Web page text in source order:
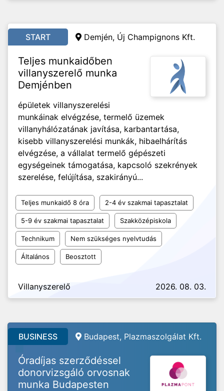
START Demjén, Új Champignons Kft.
Teljes munkaidőben
villanyszerelő munka
Demjénben
épületek villanyszerelési
munkáinak elvégzése, termelő üzemek
villanyhálózatának javítása, karbantartása,
kisebb villanyszerelési munkák, hibaelhárítás
elvégzése, a vállalat termelő gépészeti
egységeinek támogatása, kapcsoló szekrények
szerelése, felújítása, szakirányú...
Teljes munkaidő 8 óra 2-4 év szakmai tapasztalat
5-9 év szakmai tapasztalat Szakközépiskola
Technikum Nem szükséges nyelvtudás
Általános Beosztott
Villanyszerelő 2026. 08. 03.
BUSINESS Budapest, Plazmaszolgálat Kft.
Óradíjas szerződéssel
donorvizsgáló orvosnak
munka Budapesten